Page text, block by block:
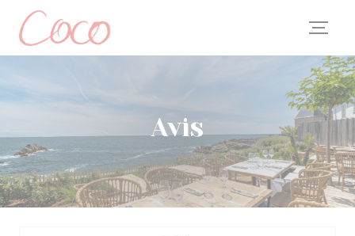
Personnalisation de vos choix en matière de cookies
Avis